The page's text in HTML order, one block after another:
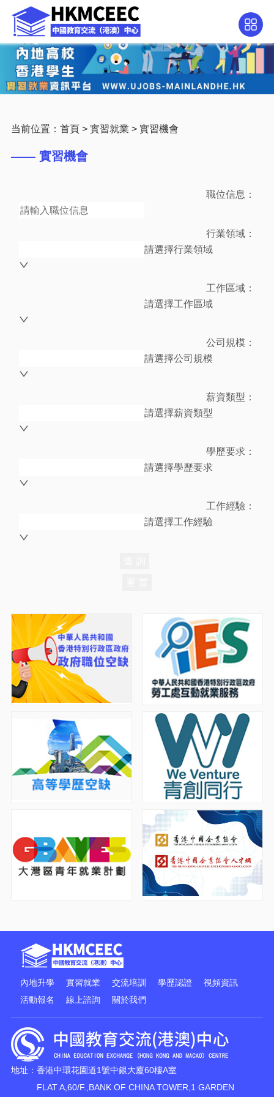
当前位置： 首頁> 實習就業 > 實習機會
—— 實習機會
內地升學 實習就業 交流培訓 學歷認證
視頻資訊
活動報名
線上諮詢 關於我們
地址：香港中環花園道1號中銀大廈60樓A室
FLAT A,60/F.,BANK OF CHINA TOWER,1 GARDEN